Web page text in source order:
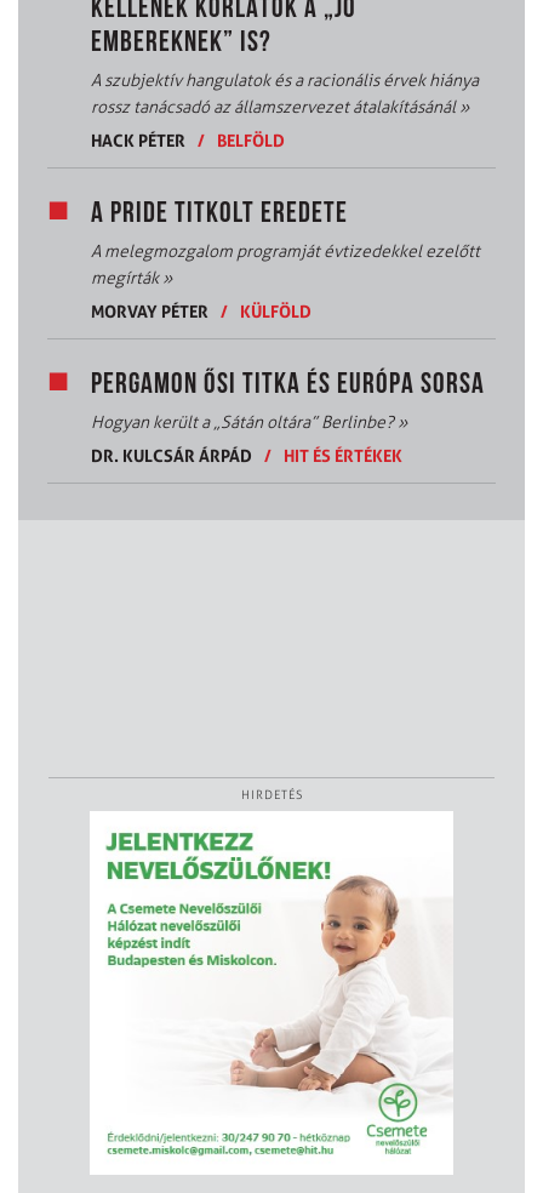
KELLENEK KORLÁTOK A „JÓ
EMBEREKNEK” IS?
A szubjektív hangulatok és a racionális érvek hiánya
rossz tanácsadó az államszervezet átalakításánál»
HACK PÉTER
/ BELFÖLD
A PRIDE TITKOLT EREDETE
A melegmozgalom programját évtizedekkel ezelőtt
megírták»
MORVAY PÉTER
/ KÜLFÖLD
PERGAMON ŐSI TITKA ÉS EURÓPA SORSA
Hogyan került a „Sátán oltára” Berlinbe?»
DR. KULCSÁR ÁRPÁD
/ HIT ÉS ÉRTÉKEK
HIRDETÉS